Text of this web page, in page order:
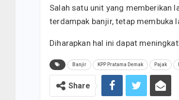
Salah satu unit yang memberikan
terdampak banjir, tetap membuka
Diharapkan hal ini dapat
Banjir KPP Pratama Demak Pajak
Share